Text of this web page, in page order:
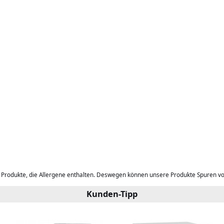
die Allergene enthalten. Deswegen können unsere Produkte Spuren von
Kunden-Tipp